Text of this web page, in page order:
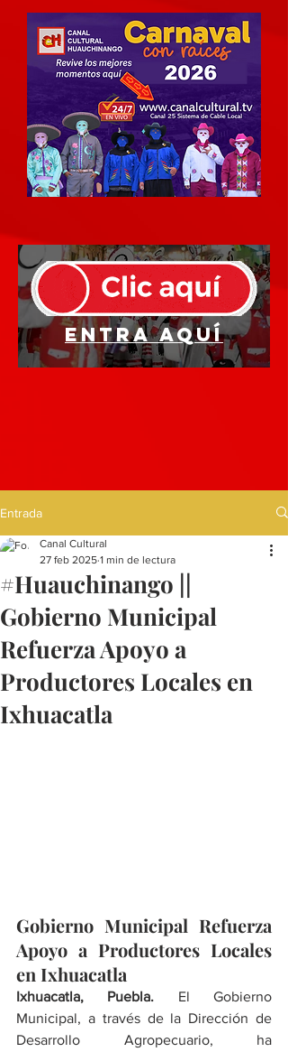
Entra aquí
Entrada
#Huauchinango ||
Gobierno Municipal
Refuerza Apoyo a
Productores Locales en
Ixhuacatla
Canal Cultural
27 feb 2025 1 min de lectura
Gobierno Municipal Refuerza
Apoyo a Productores Locales
en Ixhuacatla
Ixhuacatla, Puebla. El Gobierno
Municipal, a través de la Dirección de
Desarrollo Agropecuario, ha